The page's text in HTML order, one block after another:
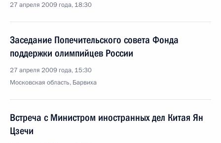
27 апреля 2009 года, 18:30
Заседание Попечительского совета Фонда
поддержки олимпийцев России
27 апреля 2009 года, 15:30
Московская область, Барвиха
Встреча с Министром иностранных дел Китая Ян
Цзечи